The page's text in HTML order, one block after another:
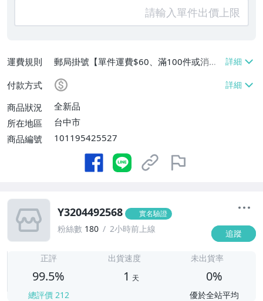
運費規則
郵局掛號【單件運費$60、滿100件或消費
滿$9999免運費】
付款方式
商品狀況
全新品
所在地區
台中市
商品編號
101195425527
Y3204492568 實名驗證
粉絲數 180 2小時前上線 追蹤
正評
99.5%
總評價 212
出貨速度
1 天
未出貨率
0%
優於全站平均